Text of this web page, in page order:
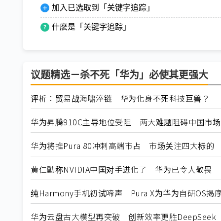
加入已选取到「关键字追踪」
什麽是「关键字追踪」
议题精选－杀不死「华为」必使其更强大
评析：贸易战海啸淬链 华为化身不死科技巨兽？
华为昇腾910C主导地位受阻 两大难题阻碍中国市
华为将推Pura 80冲刺高端市占 市场关注四大标的
黄仁勳称NVIDIA中国对手进化了 华为已令人敬畏
纯Harmony手机初试啼声 Pura X为华为自研OS揭
华为云盘古大模型再突破 创新效率更胜DeepSeek